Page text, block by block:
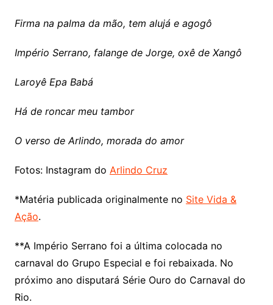
Firma na palma da mão, tem alujá e agogô
Império Serrano, falange de Jorge, oxê de Xangô
Laroyê Epa Babá
Há de roncar meu tambor
O verso de Arlindo, morada do amor
Fotos: Instagram do Arlindo Cruz
*Matéria publicada originalmente no Site Vida &
Ação.
**A Império Serrano foi a última colocada no
carnaval do Grupo Especial e foi rebaixada. No
próximo ano disputará Série Ouro do Carnaval do
Rio.